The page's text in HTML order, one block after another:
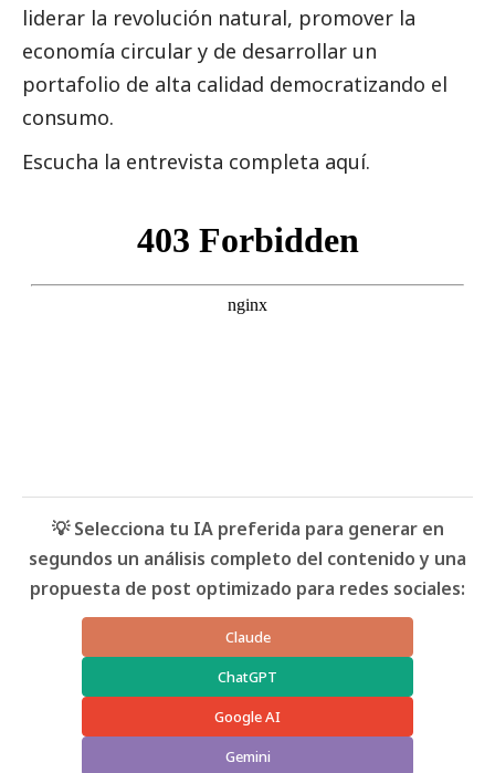
liderar la revolución natural, promover la
economía circular y de desarrollar un
portafolio de alta calidad democratizando el
consumo.
Escucha la entrevista completa aquí.
💡 Selecciona tu IA preferida para generar en
segundos un análisis completo del contenido y una
propuesta de post optimizado para redes sociales:
Claude
ChatGPT
Google AI
Gemini